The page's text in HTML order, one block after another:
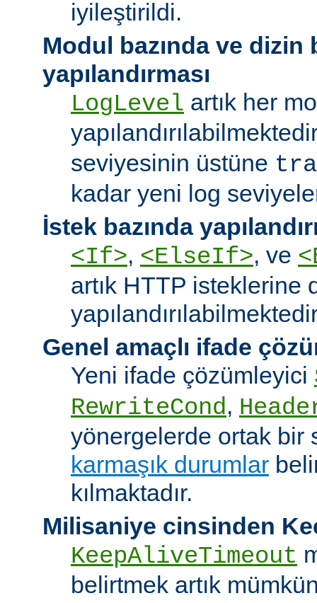
iyileştirildi.
Modul bazında ve dizin
yapılandırması
LogLevel artık her
seviyesinin üstüne
kadar yeni log
İstek bazında
<If>, <ElseIf>, ve
artık HTTP isteklerine
Genel amaçlı ifade
Yeni ifade çözümleyici
RewriteCond,
yönergelerde ortak bir
karmaşık durumlar
kılmaktadır.
Milisaniye cinsinden
KeepAliveTimeout
belirtmek artık